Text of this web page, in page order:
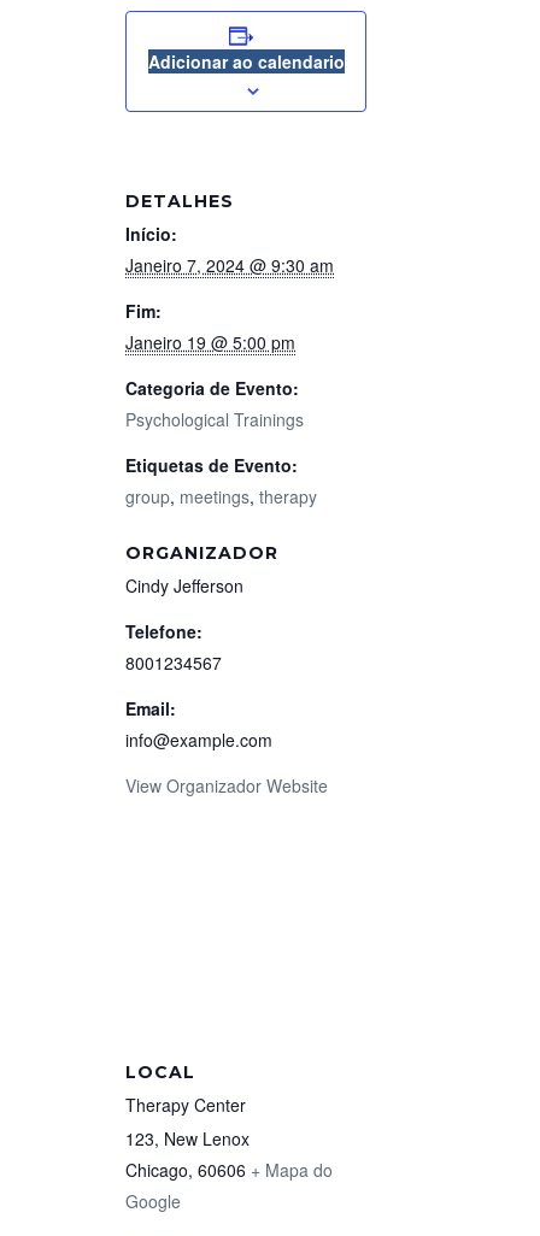
Adicionar ao calendario
DETALHES
Início:
Janeiro 7, 2024 @ 9:30 am
Fim:
Janeiro 19 @ 5:00 pm
Categoria de Evento:
Psychological Trainings
Etiquetas de Evento:
group, meetings, therapy
ORGANIZADOR
Cindy Jefferson
Telefone:
8001234567
Email:
info@example.com
View Organizador Website
LOCAL
Therapy Center
123, New Lenox
Chicago, 60606 + Mapa do
Google